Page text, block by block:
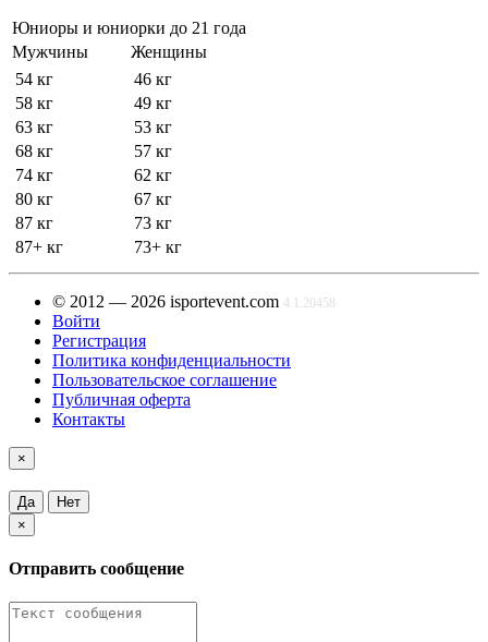
Юниоры и юниорки до 21 года
Мужчины
Женщины
54 кг
58 кг
63 кг
68 кг
74 кг
80 кг
87 кг
87+ кг
46 кг
49 кг
53 кг
57 кг
62 кг
67 кг
73 кг
73+ кг
© 2012 — 2026 isportevent.com 4.1.20458
Войти
Регистрация
Политика конфиденциальности
Пользовательское соглашение
Публичная оферта
Контакты
×
Да
Нет
×
Отправить сообщение